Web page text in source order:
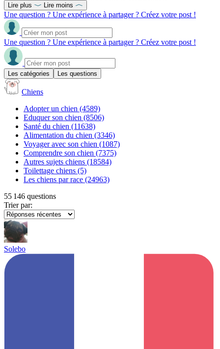
Lire plus Lire moins
Une question ? Une expérience à partager ? Créez votre post !
Une question ? Une expérience à partager ? Créez votre post !
Les catégories Les questions
Chiens
Adopter un chien (4589)
Eduquer son chien (8506)
Santé du chien (11638)
Alimentation du chien (3346)
Voyager avec son chien (1087)
Comprendre son chien (7375)
Autres sujets chiens (18584)
Toilettage chiens (5)
Les chiens par race (24963)
55 146 questions
Trier par:
Solebo